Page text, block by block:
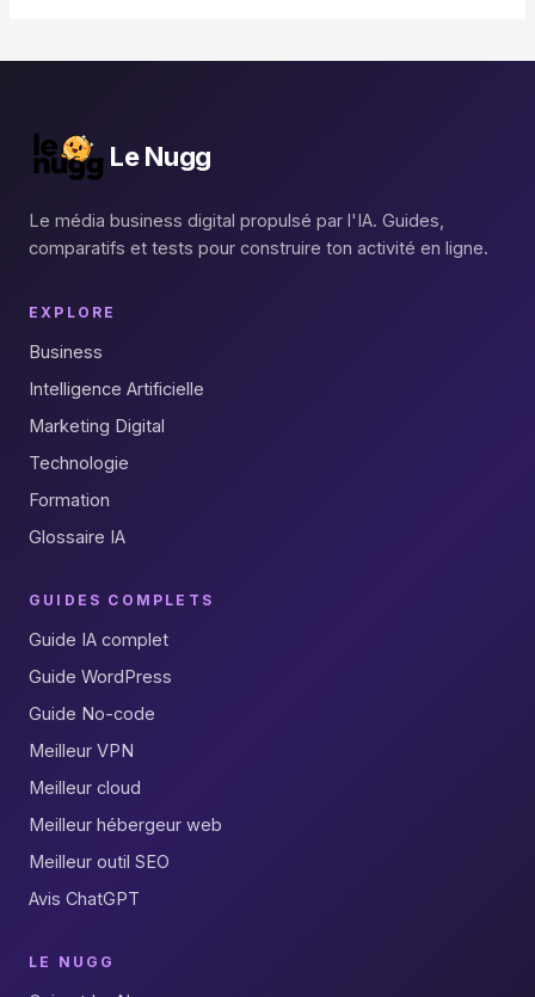
Le Nugg
Le média business digital propulsé par l'IA. Guides,
comparatifs et tests pour construire ton activité en ligne.
EXPLORE
Business
Intelligence Artificielle
Marketing Digital
Technologie
Formation
Glossaire IA
GUIDES COMPLETS
Guide IA complet
Guide WordPress
Guide No-code
Meilleur VPN
Meilleur cloud
Meilleur hébergeur web
Meilleur outil SEO
Avis ChatGPT
LE NUGG